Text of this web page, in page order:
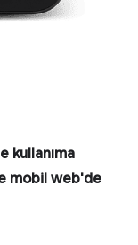
kullanıma
mobil web'de